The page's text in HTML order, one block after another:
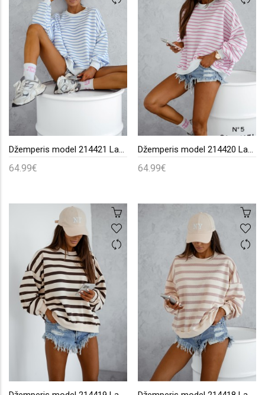
Džemperis model 214421 LaBalancia
64.99€
Džemperis model 214420 LaBalancia
64.99€